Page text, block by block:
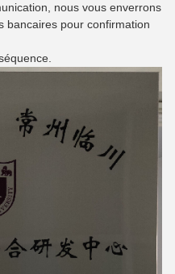
nous vous enverrons
bancaires pour confirmation